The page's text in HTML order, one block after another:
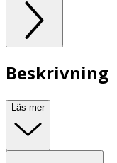
Beskrivning
Läs mer